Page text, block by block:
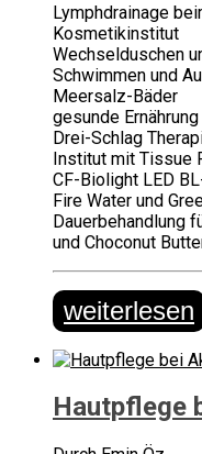
Lymphdrainage
Kosmetikinstitut
Wechselduschen
Schwimmen und
Meersalz-Bäder
gesunde
Drei-Schlag
Institut mit Tissue
CF-Biolight LED
Fire Water und
Dauerbehandlung
und Choconut
weiterlesen
Hautpflege